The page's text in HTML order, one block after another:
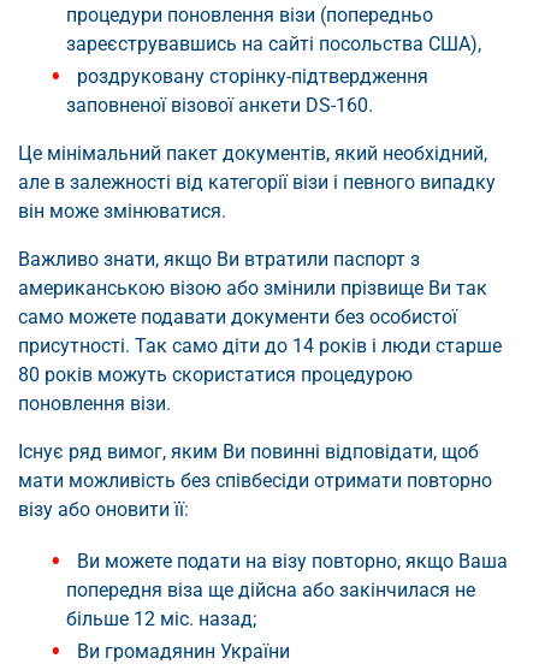
процедури поновлення візи (попередньо
зареєструвавшись на сайті посольства США),
роздруковану сторінку-підтвердження
заповненої візової анкети DS-160.
Це мінімальний пакет документів, який необхідний,
але в залежності від категорії візи і певного випадку
він може змінюватися.
Важливо знати, якщо Ви втратили паспорт з
американською візою або змінили прізвище Ви так
само можете подавати документи без особистої
присутності. Так само діти до 14 років і люди старше
80 років можуть скористатися процедурою
поновлення візи.
Існує ряд вимог, яким Ви повинні відповідати, щоб
мати можливість без співбесіди отримати повторно
візу або оновити її:
Ви можете подати на візу повторно, якщо Ваша
попередня віза ще дійсна або закінчилася не
більше 12 міс. назад;
Ви громадянин України